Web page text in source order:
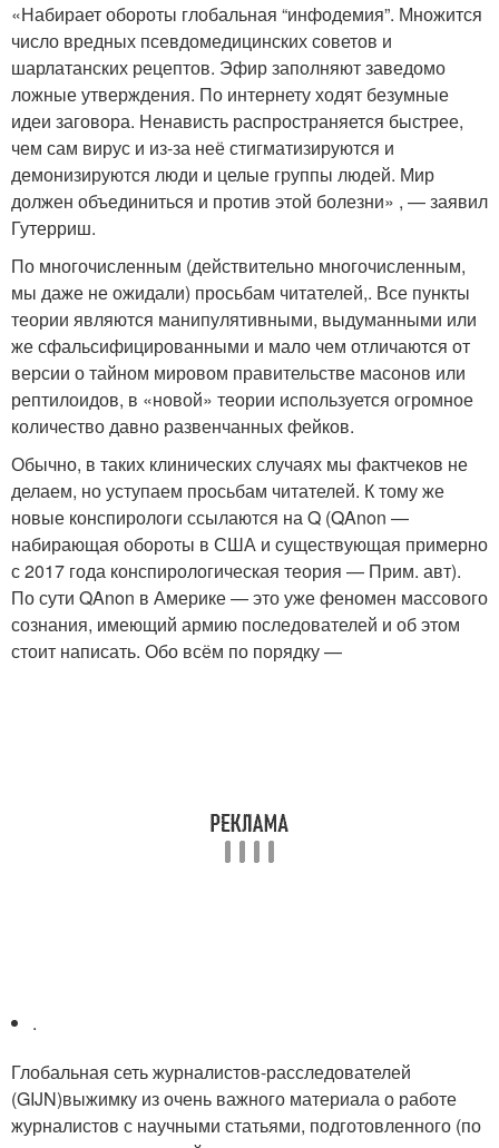
«Набирает обороты глобальная “инфодемия”. Множится
число вредных псевдомедицинских советов и
шарлатанских рецептов. Эфир заполняют заведомо
ложные утверждения. По интернету ходят безумные
идеи заговора. Ненависть распространяется быстрее,
чем сам вирус и из-за неё стигматизируются и
демонизируются люди и целые группы людей. Мир
должен объединиться и против этой болезни» , — заявил
Гутерриш.
По многочисленным (действительно многочисленным,
мы даже не ожидали) просьбам читателей,. Все пункты
теории являются манипулятивными, выдуманными или
же сфальсифицированными и мало чем отличаются от
версии о тайном мировом правительстве масонов или
рептилоидов, в «новой» теории используется огромное
количество давно развенчанных фейков.
Обычно, в таких клинических случаях мы фактчеков не
делаем, но уступаем просьбам читателей. К тому же
новые конспирологи ссылаются на Q (QAnon —
набирающая обороты в США и существующая примерно
с 2017 года конспирологическая теория — Прим. авт).
По сути QAnon в Америке — это уже феномен массового
сознания, имеющий армию последователей и об этом
стоит написать. Обо всём по порядку —
.
Глобальная сеть журналистов-расследователей
(GIJN)выжимку из очень важного материала о работе
журналистов с научными статьями, подготовленного (по